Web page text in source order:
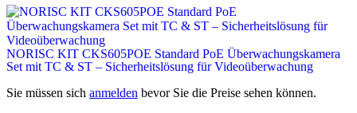
NORISC KIT CKS605POE Standard PoE Überwachungskamera
Set mit TC & ST – Sicherheitslösung für Videoüberwachung
Sie müssen sich anmelden bevor Sie die Preise sehen können.